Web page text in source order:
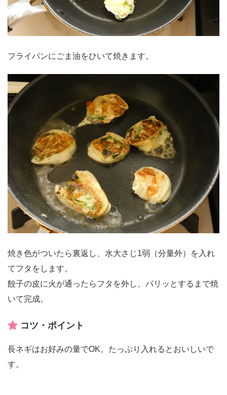
フライパンにごま油をひいて焼きます。
焼き色がついたら裏返し、水大さじ1弱（分量外）を入れ
てフタをします。
餃子の皮に火が通ったらフタを外し、パリッとするまで焼
いて完成。
コツ・ポイント
長ネギはお好みの量でOK。たっぷり入れるとおいしいで
す。